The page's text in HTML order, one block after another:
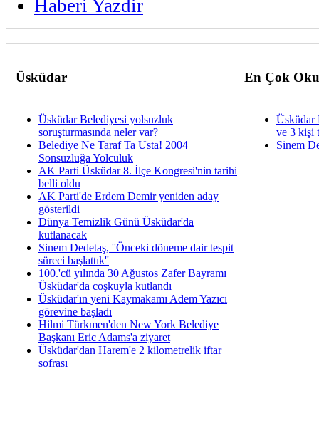
Haberi Yazdir
Üsküdar En Çok
Üsküdar Belediyesi yolsuzluk
soruşturmasında neler var?
Belediye Ne Taraf Ta Usta! 2004
Sonsuzluğa Yolculuk
AK Parti Üsküdar 8. İlçe Kongresi'nin tarihi
belli oldu
AK Parti'de Erdem Demir yeniden aday
gösterildi
Dünya Temizlik Günü Üsküdar'da
kutlanacak
Sinem Dedetaş, ''Önceki döneme dair tespit
süreci başlattık''
100.'cü yılında 30 Ağustos Zafer Bayramı
Üsküdar'da coşkuyla kutlandı
Üsküdar'ın yeni Kaymakamı Adem Yazıcı
görevine başladı
Hilmi Türkmen'den New York Belediye
Başkanı Eric Adams'a ziyaret
Üsküdar'dan Harem'e 2 kilometrelik iftar
sofrası
Üsküdar
ve 3 kişi
Sinem